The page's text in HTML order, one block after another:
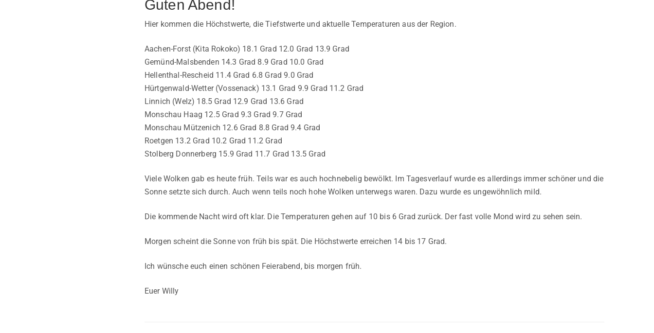
Guten Abend!
Hier kommen die Höchstwerte, die Tiefstwerte und aktuelle Temperaturen aus der Region.
Aachen-Forst (Kita Rokoko) 18.1 Grad 12.0 Grad 13.9 Grad
Gemünd-Malsbenden 14.3 Grad 8.9 Grad 10.0 Grad
Hellenthal-Rescheid 11.4 Grad 6.8 Grad 9.0 Grad
Hürtgenwald-Wetter (Vossenack) 13.1 Grad 9.9 Grad 11.2 Grad
Linnich (Welz) 18.5 Grad 12.9 Grad 13.6 Grad
Monschau Haag 12.5 Grad 9.3 Grad 9.7 Grad
Monschau Mützenich 12.6 Grad 8.8 Grad 9.4 Grad
Roetgen 13.2 Grad 10.2 Grad 11.2 Grad
Stolberg Donnerberg 15.9 Grad 11.7 Grad 13.5 Grad
Viele Wolken gab es heute früh. Teils war es auch hochnebelig bewölkt. Im Tagesverlauf wurde es allerdings immer schöner und die
Sonne setzte sich durch. Auch wenn teils noch hohe Wolken unterwegs waren. Dazu wurde es ungewöhnlich mild.
Die kommende Nacht wird oft klar. Die Temperaturen gehen auf 10 bis 6 Grad zurück. Der fast volle Mond wird zu sehen sein.
Morgen scheint die Sonne von früh bis spät. Die Höchstwerte erreichen 14 bis 17 Grad.
Ich wünsche euch einen schönen Feierabend, bis morgen früh.
Euer Willy